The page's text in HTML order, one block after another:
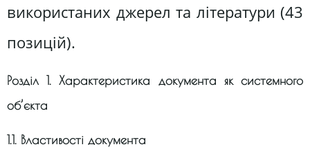
використаних джерел та літератури (43
позицій).
Розділ 1. Характеристика документа як системного
об’єкта
1.1. Властивості документа